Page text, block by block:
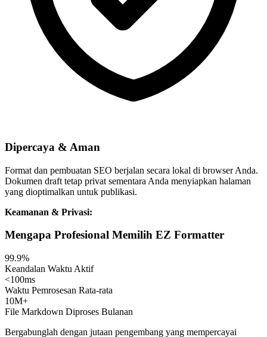
Dipercaya & Aman
Format dan pembuatan SEO berjalan secara lokal di browser Anda.
Dokumen draft tetap privat sementara Anda menyiapkan halaman
yang dioptimalkan untuk publikasi.
Keamanan & Privasi:
Mengapa Profesional Memilih EZ Formatter
99.9%
Keandalan Waktu Aktif
<100ms
Waktu Pemrosesan Rata-rata
10M+
File Markdown Diproses Bulanan
Bergabunglah dengan jutaan pengembang yang mempercayai